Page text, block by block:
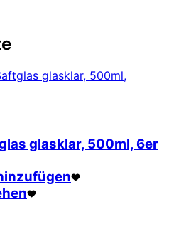
glasklar, 500ml, 6er